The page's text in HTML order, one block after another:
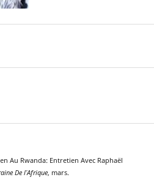
Au Rwanda: Entretien Avec Raphaël
De l’Afrique, mars.